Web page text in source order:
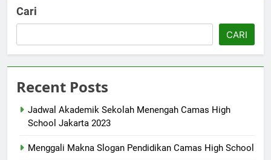
Cari
CARI
Recent Posts
Jadwal Akademik Sekolah Menengah Camas High
School Jakarta 2023
Menggali Makna Slogan Pendidikan Camas High School